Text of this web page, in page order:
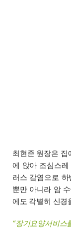
최현준 원장은 집
에 앉아 조심스
러스 감염으로
뿐만 아니라 암
에도 각별히 신경
“장기요양서비스